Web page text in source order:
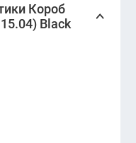
и блоков
и устройствам
Короб
Black